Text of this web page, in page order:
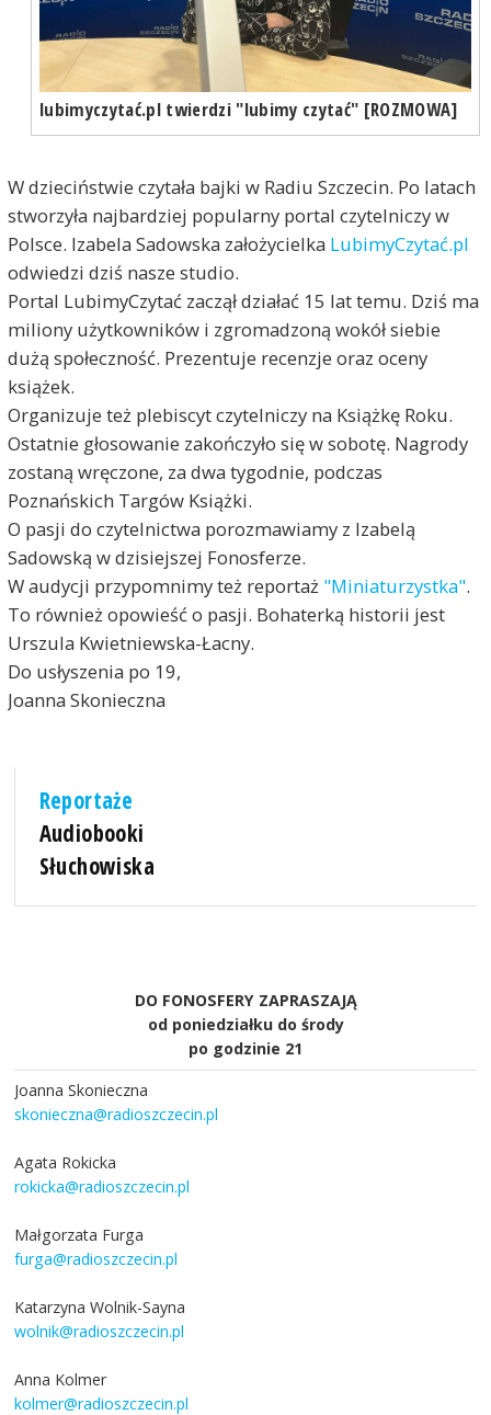
lubimyczytać.pl twierdzi "lubimy czytać" [ROZMOWA]
W dzieciństwie czytała bajki w Radiu Szczecin. Po latach
stworzyła najbardziej popularny portal czytelniczy w
Polsce. Izabela Sadowska założycielka LubimyCzytać.pl
odwiedzi dziś nasze studio.
Portal LubimyCzytać zaczął działać 15 lat temu. Dziś ma
miliony użytkowników i zgromadzoną wokół siebie
dużą społeczność. Prezentuje recenzje oraz oceny
książek.
Organizuje też plebiscyt czytelniczy na Książkę Roku.
Ostatnie głosowanie zakończyło się w sobotę. Nagrody
zostaną wręczone, za dwa tygodnie, podczas
Poznańskich Targów Książki.
O pasji do czytelnictwa porozmawiamy z Izabelą
Sadowską w dzisiejszej Fonosferze.
W audycji przypomnimy też reportaż "Miniaturzystka".
To również opowieść o pasji. Bohaterką historii jest
Urszula Kwietniewska-Łacny.
Do usłyszenia po 19,
Joanna Skonieczna
Reportaże
Audiobooki
Słuchowiska
DO FONOSFERY ZAPRASZAJĄ
od poniedziałku do środy
po godzinie 21
Joanna Skonieczna
skonieczna@radioszczecin.pl
Agata Rokicka
rokicka@radioszczecin.pl
Małgorzata Furga
furga@radioszczecin.pl
Katarzyna Wolnik-Sayna
wolnik@radioszczecin.pl
Anna Kolmer
kolmer@radioszczecin.pl